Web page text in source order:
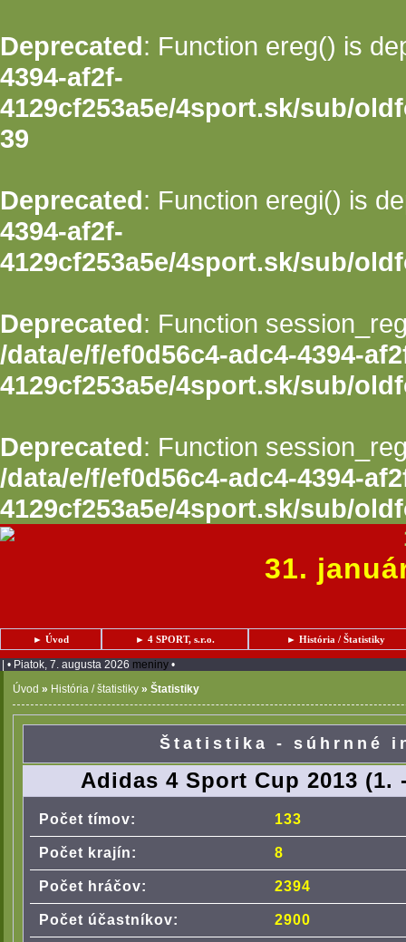
Deprecated: Function ereg() is
4394-af2f-
4129cf253a5e/4sport.sk/sub/
39
Deprecated: Function eregi() is
4394-af2f-
4129cf253a5e/4sport.sk/sub/
Deprecated: Function
/data/e/f/ef0d56c4-adc4-4394-
4129cf253a5e/4sport.sk/sub/
Deprecated: Function
/data/e/f/ef0d56c4-adc4-4394-
4129cf253a5e/4sport.sk/sub/
31.
► Úvod ► 4 SPORT, s.r.o. ► História / Štatistiky
| • Piatok, 7. augusta 2026 meniny •
Úvod » História / štatistiky » Štatistiky
Štatistika - súhrnné
Adidas 4 Sport Cup 2013 (1.
Počet tímov: 133
Počet krajín: 8
Počet hráčov: 2394
Počet účastníkov: 2900